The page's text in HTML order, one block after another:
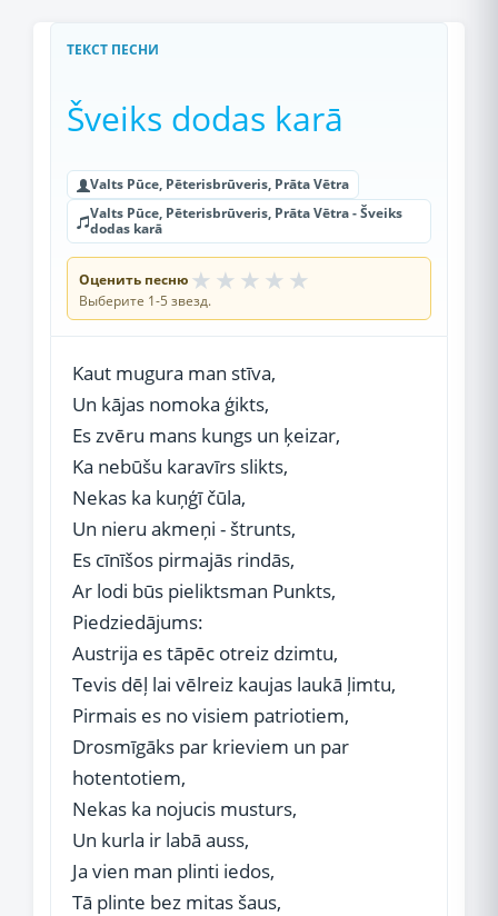
ТЕКСТ ПЕСНИ
Šveiks dodas karā
Valts Pūce, Pēterisbrūveris, Prāta Vētra
Valts Pūce, Pēterisbrūveris, Prāta Vētra - Šveiks
dodas karā
Оценить песню ★ ★ ★ ★ ★
Выберите 1-5 звезд.
Kaut mugura man stīva,
Un kājas nomoka ģikts,
Es zvēru mans kungs un ķeizar,
Ka nebūšu karavīrs slikts,
Nekas ka kuņģī čūla,
Un nieru akmeņi - štrunts,
Es cīnīšos pirmajās rindās,
Ar lodi būs pieliktsman Punkts,
Piedziedājums:
Austrija es tāpēc otreiz dzimtu,
Tevis dēļ lai vēlreiz kaujas laukā ļimtu,
Pirmais es no visiem patriotiem,
Drosmīgāks par krieviem un par
hotentotiem,
Nekas ka nojucis musturs,
Un kurla ir labā auss,
Ja vien man plinti iedos,
Tā plinte bez mitas šaus,